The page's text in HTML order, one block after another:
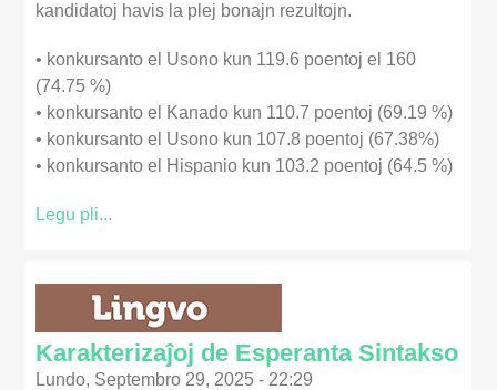
kandidatoj havis la plej bonajn rezultojn.
• konkursanto el Usono kun 119.6 poentoj el 160
(74.75 %)
• konkursanto el Kanado kun 110.7 poentoj (69.19 %)
• konkursanto el Usono kun 107.8 poentoj (67.38%)
• konkursanto el Hispanio kun 103.2 poentoj (64.5 %)
Legu pli...
Karakterizaĵoj de Esperanta Sintakso
Lundo, Septembro 29, 2025 - 22:29